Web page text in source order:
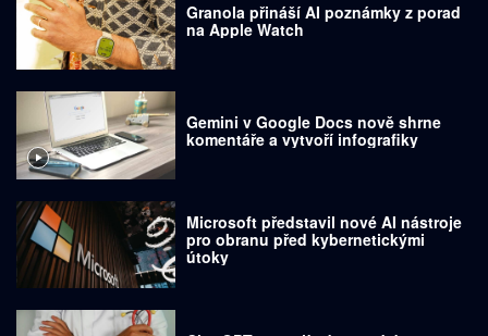
Granola přináší AI poznámky z porad
na Apple Watch
Gemini v Google Docs nově shrne
komentáře a vytvoří infografiky
Microsoft představil nové AI nástroje
pro obranu před kybernetickými
útoky